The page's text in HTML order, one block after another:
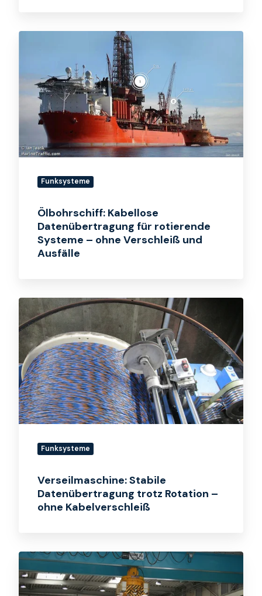
Datenübertragung
für
rotierende
Systeme
–
Verschleiß
AusfälleFunksysteme
Ölbohrschiff: Kabellose
Datenübertragung für rotierende
Systeme – ohne Verschleiß und
Ausfälle
Verseilmaschine:
Stabile
Datenübertragung
trotz
Rotation
–
ohne
Kabelverschleiß
Funksysteme
Verseilmaschine: Stabile
Datenübertragung trotz Rotation –
ohne Kabelverschleiß
Kaltwalzwerk:
Funk
statt